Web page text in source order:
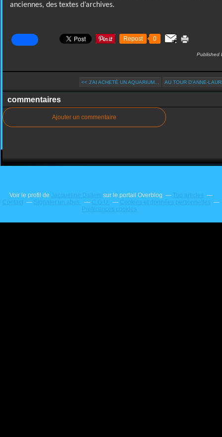
anciennes, des textes d’archives.
Repost 0
Published
<< J'AI ACHETÉ UN AQUARIUM... AU TOUR D'ANNE-
commentaires
Ajouter un commentaire
Voir le profil de Jacqueline Dallem sur le portail Overblog
Top articles
Contact
Signaler un abus C.G.U.
Cookies et données personnelles
Préférences cookies